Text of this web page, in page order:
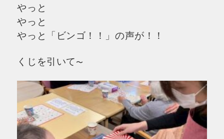
やっと
やっと
やっと「ビンゴ！！」の声が！！
くじを引いて 〜